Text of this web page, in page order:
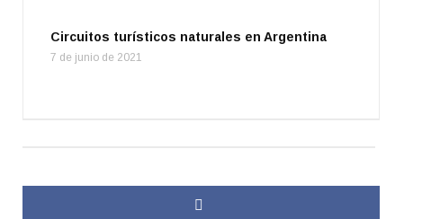
Circuitos turísticos naturales en Argentina
7 de junio de 2021